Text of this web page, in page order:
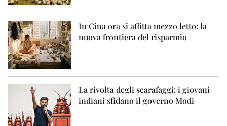
In Cina ora si affitta mezzo letto: la
nuova frontiera del risparmio
La rivolta degli scarafaggi: i giovani
indiani sfidano il governo Modi